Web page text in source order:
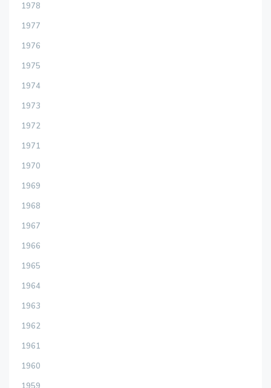
1978
1977
1976
1975
1974
1973
1972
1971
1970
1969
1968
1967
1966
1965
1964
1963
1962
1961
1960